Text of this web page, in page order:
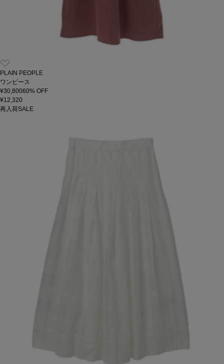
PLAIN PEOPLE
ワンピース
¥30,80060% OFF
¥12,320
再入荷SALE